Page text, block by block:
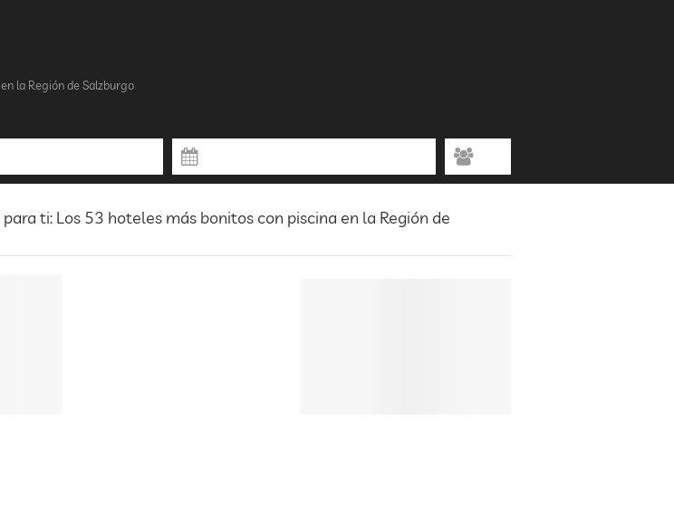
la Región de Salzburgo
ti: Los 53 hoteles más bonitos con piscina en la Región de